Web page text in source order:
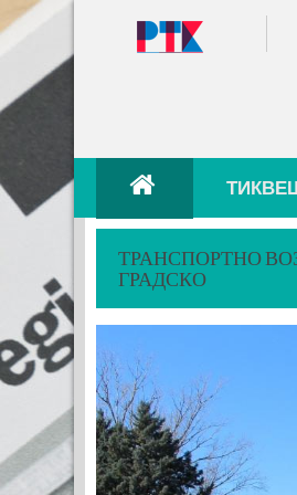
ТРАНСПОРТНО
ГРАДСКО